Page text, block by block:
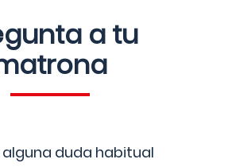
a tu
alguna duda habitual